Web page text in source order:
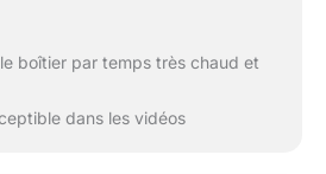
boîtier par temps très chaud et
dans les vidéos